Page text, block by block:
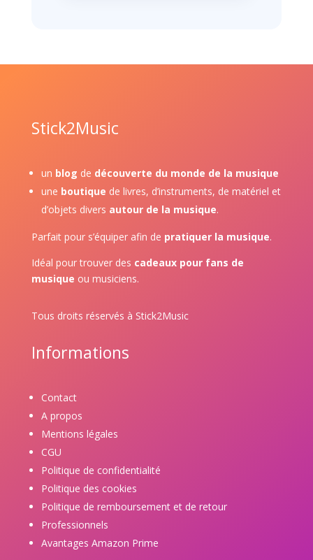
Stick2Music
un blog de découverte du monde de la musique
une boutique de livres, d’instruments, de matériel et
d’objets divers autour de la musique.
Parfait pour s’équiper afin de pratiquer la musique.
Idéal pour trouver des cadeaux pour fans de
musique ou musiciens.
Tous droits réservés à Stick2Music
Informations
Contact
A propos
Mentions légales
CGU
Politique de confidentialité
Politique des cookies
Politique de remboursement et de retour
Professionnels
Avantages Amazon Prime